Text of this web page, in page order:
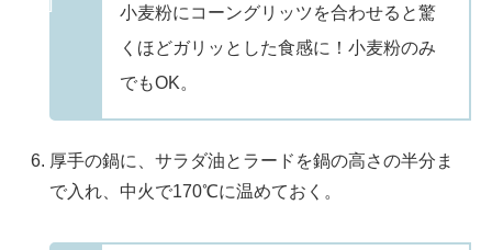
小麦粉にコーングリッツを合わせると驚
くほどガリッとした食感に！小麦粉のみ
でもOK。
厚手の鍋に、サラダ油とラードを鍋の高さの半分ま
で入れ、中火で170℃に温めておく。